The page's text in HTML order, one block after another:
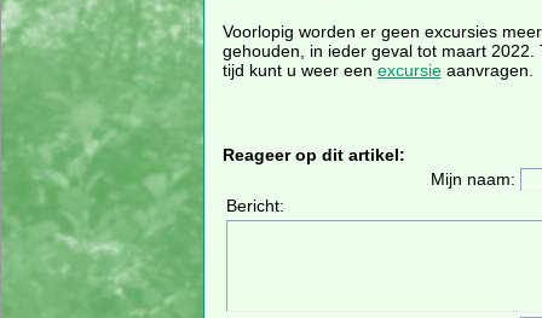
Voorlopig worden er geen excursies meer
gehouden, in ieder geval tot maart 2022.
tijd kunt u weer een excursieaanvragen.
Reageer op dit artikel:
Mijn naam:
Bericht: